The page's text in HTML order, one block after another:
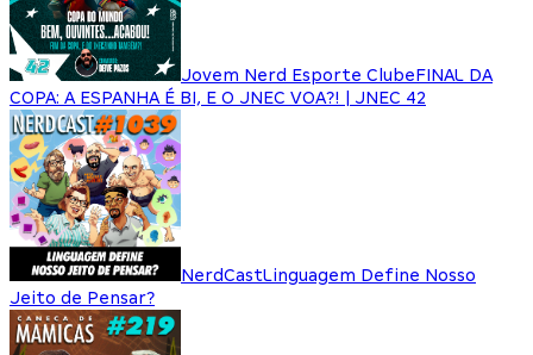
Jovem Nerd Esporte ClubeFINAL DA
COPA: A ESPANHA É BI, E O JNEC VOA?! | JNEC 42
NerdCastLinguagem Define Nosso
Jeito de Pensar?